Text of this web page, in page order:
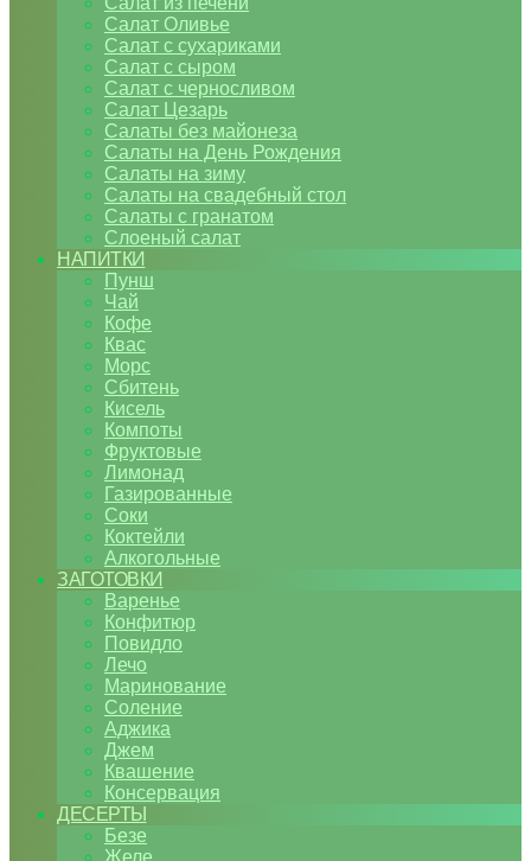
Салат Оливье
Салат с сухариками
Салат с сыром
Салат с черносливом
Салат Цезарь
Салаты без майонеза
Салаты на День Рождения
Салаты на зиму
Салаты на свадебный стол
Салаты с гранатом
Слоеный салат
НАПИТКИ
Пунш
Чай
Кофе
Квас
Морс
Сбитень
Кисель
Компоты
Фруктовые
Лимонад
Газированные
Соки
Коктейли
Алкогольные
ЗАГОТОВКИ
Варенье
Конфитюр
Повидло
Лечо
Маринование
Соление
Аджика
Джем
Квашение
Консервация
ДЕСЕРТЫ
Безе
Желе